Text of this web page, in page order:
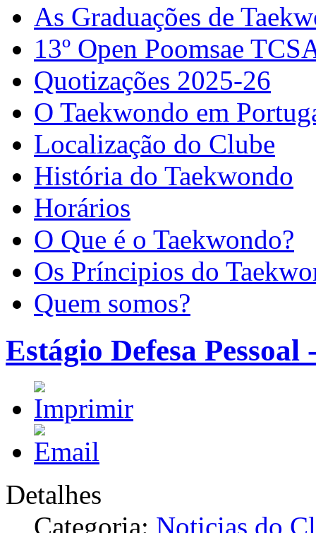
As Graduações de
13º Open Poomsae
Quotizações 2025-26
O Taekwondo em
Localização do Clube
História do Taekwondo
Horários
O Que é o Taekwondo?
Os Príncipios do
Quem somos?
Estágio Defesa
Detalhes
Categoria: Noticias do